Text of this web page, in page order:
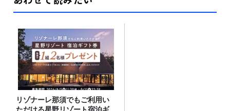
リゾナーレ那須でもご利用い
ただける星野リゾート宿泊ギ